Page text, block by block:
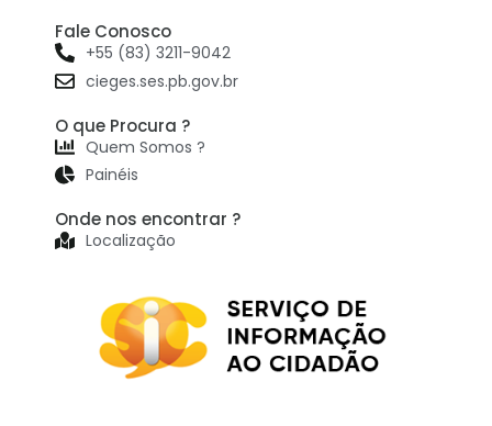
Fale Conosco
+55 (83) 3211-9042
cieges.ses.pb.gov.br
O que Procura ?
Quem Somos ?
Painéis
Onde nos encontrar ?
Localização